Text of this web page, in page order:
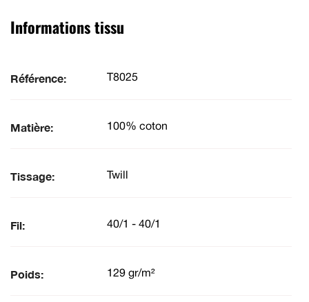
Informations tissu
Référence: T8025
Matière: 100% coton
Tissage: Twill
Fil: 40/1 - 40/1
Poids: 129 gr/m²